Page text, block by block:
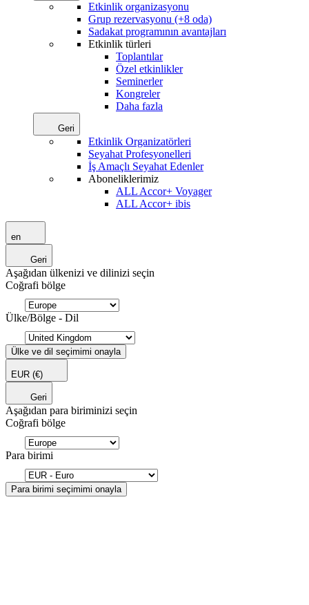
Etkinlik organizasyonu
Grup rezervasyonu (+8 oda)
Sadakat programının avantajları
Etkinlik türleri
Toplantılar
Özel etkinlikler
Seminerler
Kongreler
Daha fazla
Geri
Etkinlik Organizatörleri
Seyahat Profesyonelleri
İş Amaçlı Seyahat Edenler
Aboneliklerimiz
ALL Accor+ Voyager
ALL Accor+ ibis
en
Geri
Aşağıdan ülkenizi ve dilinizi seçin
Coğrafi bölge
Ülke/Bölge - Dil
Ülke ve dil seçimimi onayla
EUR (€)
Geri
Aşağıdan para biriminizi seçin
Coğrafi bölge
Para birimi
Para birimi seçimimi onayla